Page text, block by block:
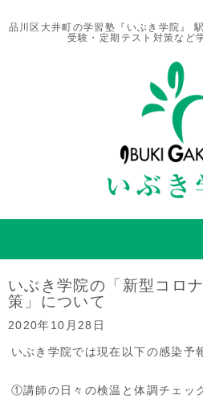
品川区大井町の学習塾『いぶき学院』
受験・定期テスト対策など
いぶき学院の「新型コロ
策」について
2020年10月28日
いぶき学院では現在以下の感染予
①講師の日々の検温と体調チェッ